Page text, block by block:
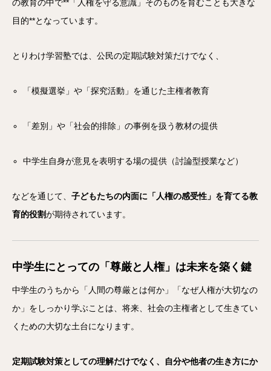
の教育の中で**「人権を守る意識」そのものを育むことも大きな
目的**となっています。
とりわけ学習塾では、公民の定期試験対策だけでなく、
「模擬選挙」や「探究活動」を通じた主権者教育
「差別」や「社会的排除」の事例を扱う教材の提供
中学生自身が意見を表明する場の提供（討論型授業など）
などを通じて、 子どもたちの内面に「人権の感受性」を育てる教
育的役割が期待されています。
中学生にとっての「尊厳と人権」は未来を築く鍵
中学生のうちから「人間の尊厳とは何か」「なぜ人権が大切なの
か」をしっかり学ぶことは、将来、社会の主権者として生きてい
くための大切な土台になります。
定期試験対策としての理解だけでなく、自分や他者の生き方にか